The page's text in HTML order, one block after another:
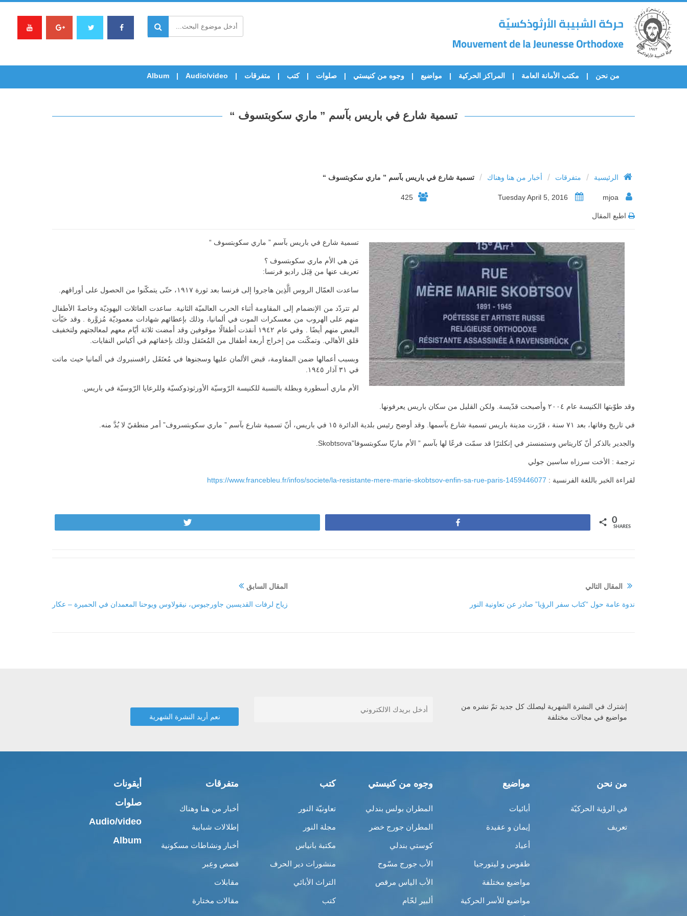
من نحن مكتب الأمانة العامة المراكز الحركية مواضيع وجوه من كنيستي صلوات كتب متفرقات Audio/video
Album
تسمية شارع في باريس بآسم ” ماري سكوبتسوف “
الرئيسية / متفرقات / أخبار من هنا وهناك / تسمية شارع في باريس بآسم ” ماري سكوبتسوف “
425
اطبع المقال
تسمية شارع في باريس بآسم ” ماري سكوبتسوف “
مَن هي الأم ماري سكوبتسوف ؟
تعريف عنها من قِبَل راديو فرنسا:
ساعدت العمّال الروس الَّذِين هاجروا إلى فرنسا بعد ثورة ١٩١٧، حتّى يتمكّنوا من الحصول على أوراقهم.
لم تتردّد من الإنضمام إلى المقاومة أثناء الحرب العالميّة الثانية. ساعدت العائلات اليهوديّة وخاصةً الأطفال
منهم على الهروب من معسكرات الموت في ألمانيا، وذلك بإعطائهم شهادات معموديّة مُزوَّرة . وقد خبّأت
البعض منهم أيضًا . وفي عام ١٩٤٢ أنقذت أطفالًا موقوفين وقد أمضت ثلاثة أيّام معهم لمعالجتهم ولتخفيف
قلق الأهالي. وتمكّنت من إخراج أربعة أطفال من المُعتَقل وذلك بإخفائهم في أكياس النفايات.
وبسبب أعمالها ضمن المقاومة، قبض الألمان عليها وسجنوها في مُعتَقَل رافسنبروك في ألمانيا حيث ماتت
في ٣١ آذار ١٩٤٥.
الأم ماري أسطورة وبطلة بالنسبة للكنيسة الرّوسيّة الأورثوذوكسيّة وللرعايا الرّوسيّة في باريس.
وقد طوّبتها الكنيسة عام ٢٠٠٤ وأصبحت قدّيسة. ولكن القليل من سكان باريس يعرفونها.
في تاريخ وفاتها، بعد ٧١ سنة ، قرّرت مدينة باريس تسمية شارع بآسمها. وقد أوضح رئيس بلدية الدائرة ١٥ في باريس، أنّ تسمية شارع بآسم ” ماري سكوبتسروف” أمر منطقيّ لا بُدَّ منه.
والجدير بالذكر أنّ كاريتاس وستمنستر في إنكلترّا قد سمّت فرعًا لها بآسم ” الأم ماريّا سكوبتسوفا”Skobtsova.
ترجمة : الأخت سرزاه ساسين جولي
لقراءة الخبر باللغة الفرنسية : https://www.francebleu.fr/infos/societe/la-resistante-mere-marie-skobtsov-enfin-sa-rue-paris-1459446077
0
SHARES
المقال السابق
زياح لرفات القديسين جاورجيوس، نيقولاوس ويوحنا المعمدان في الحميرة – عكار
المقال التالي
ندوة عامة حول “كتاب سفر الرؤيا” صادر عن تعاونية النور
إشترك في النشرة الشهرية ليصلك كل جديد تمّ نشره من
مواضيع في مجالات مختلفة
من نحن
في الرؤية الحركيّة
تعريف
مواضيع
أبائيات
إيمان و عقيدة
أعياد
طقوس و ليتورجيا
مواضيع مختلفة
مواضيع للأسر الحركية
وجوه من كنيستي
المطران بولس بندلي
المطران جورج خضر
كوستي بندلي
الأب جورج مسّوح
الأب الياس مرقص
ألبير لحّام
كتب
تعاونيّة النور
مجلة النور
مكتبة بانياس
منشورات دير الحرف
التراث الأبائي
كتب
متفرقات
أخبار من هنا وهناك
إطلالات شبابية
أخبار ونشاطات مسكونية
قصص وعِبر
مقابلات
مقالات مختارة
أيقونات
صلوات
Audio/video
Album